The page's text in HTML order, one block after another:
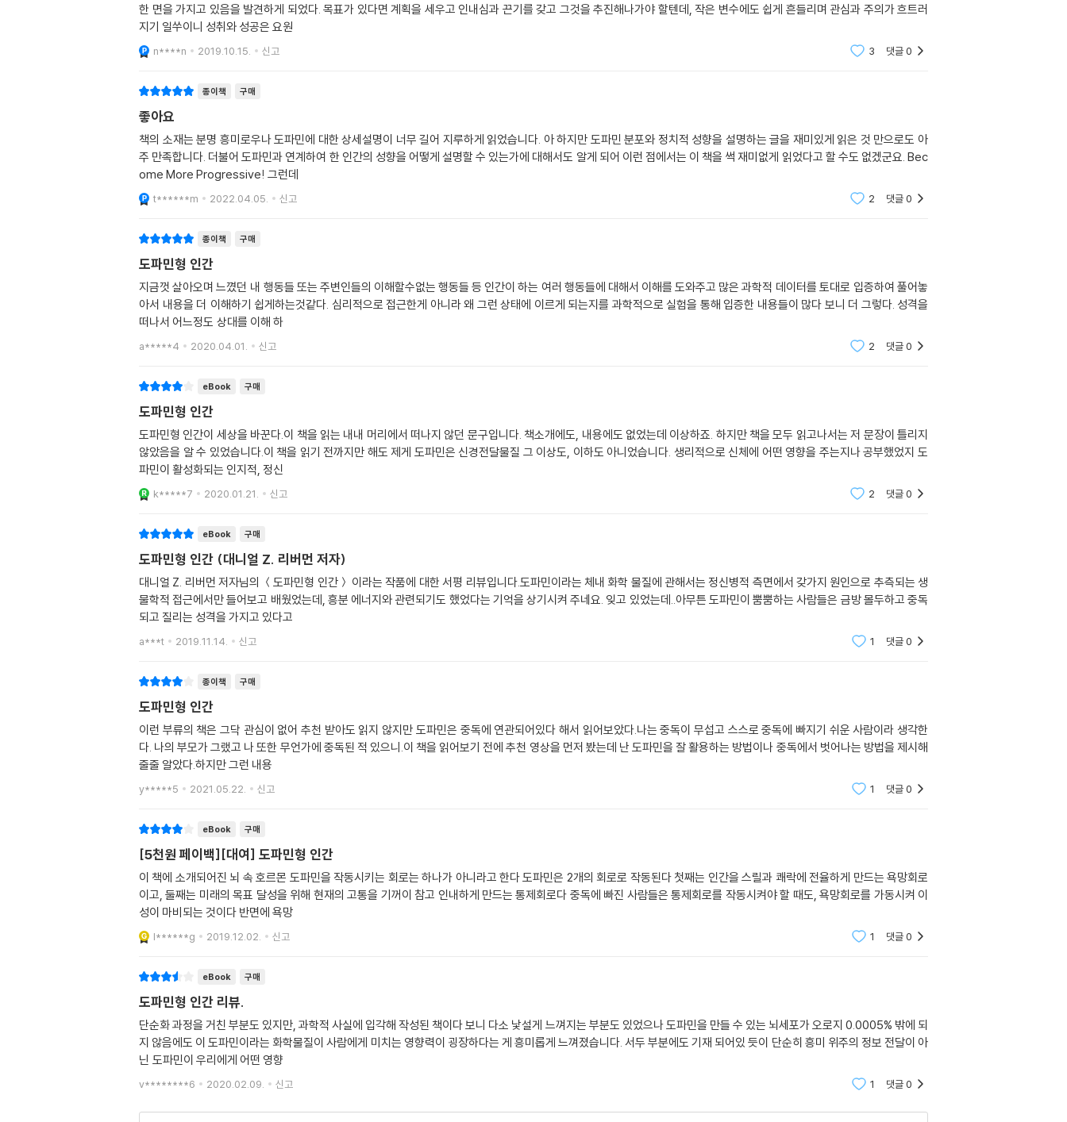
한 면을 가지고 있음을 발견하게 되었다. 목표가 있다면 계획을 세우고 인내심과 끈기를 갖고 그것을 추진해나가야 할텐데, 작은 변수에도 쉽게 흔들리며 관심과 주의가 흐트러
지기 일쑤이니 성취와 성공은 요원
n****n 2019.10.15. 신고 3 댓글0
종이책 구매
좋아요
책의 소재는 분명 흥미로우나 도파민에 대한 상세설명이 너무 길어 지루하게 읽었습니다. 아 하지만 도파민 분포와 정치적 성향을 설명하는 글을 재미있게 읽은 것 만으로도 아
주 만족합니다. 더불어 도파민과 연계하여 한 인간의 성향을 어떻게 설명할 수 있는가에 대해서도 알게 되어 이런 점에서는 이 책을 썩 재미없게 읽었다고 할 수도 없겠군요. Bec
ome More Progressive! 그런데
t******m 2022.04.05. 신고 2 댓글0
종이책 구매
도파민형 인간
지금껏 살아오며 느꼈던 내 행동들 또는 주변인들의 이해할수없는 행동들 등 인간이 하는 여러 행동들에 대해서 이해를 도와주고 많은 과학적 데이터를 토대로 입증하여 풀어놓
아서 내용을 더 이해하기 쉽게하는것같다. 심리적으로 접근한게 아니라 왜 그런 상태에 이르게 되는지를 과학적으로 실험을 통해 입증한 내용들이 많다 보니 더 그렇다. 성격을
떠나서 어느정도 상대를 이해 하
a*****4 2020.04.01. 신고 2 댓글0
eBook 구매
도파민형 인간
도파민형 인간이 세상을 바꾼다.이 책을 읽는 내내 머리에서 떠나지 않던 문구입니다. 책소개에도, 내용에도 없었는데 이상하죠. 하지만 책을 모두 읽고나서는 저 문장이 틀리지
않았음을 알 수 있었습니다.이 책을 읽기 전까지만 해도 제게 도파민은 신경전달물질 그 이상도, 이하도 아니었습니다. 생리적으로 신체에 어떤 영향을 주는지나 공부했었지 도
파민이 활성화되는 인지적, 정신
k*****7 2020.01.21. 신고 2 댓글0
eBook 구매
도파민형 인간 (대니얼 Z. 리버먼 저자)
대니얼 Z. 리버먼 저자님의 ＜도파민형 인간＞ 이라는 작품에 대한 서평 리뷰입니다.도파민이라는 체내 화학 물질에 관해서는 정신병적 측면에서 갖가지 원인으로 추측되는 생
물학적 접근에서만 들어보고 배웠었는데, 흥분 에너지와 관련되기도 했었다는 기억을 상기시켜 주네요. 잊고 있었는데..아무튼 도파민이 뿜뿜하는 사람들은 금방 몰두하고 중독
되고 질리는 성격을 가지고 있다고
a***t 2019.11.14. 신고 1 댓글0
종이책 구매
도파민형 인간
이런 부류의 책은 그닥 관심이 없어 추천 받아도 읽지 않지만 도파민은 중독에 연관되어있다 해서 읽어보았다.나는 중독이 무섭고 스스로 중독에 빠지기 쉬운 사람이라 생각한
다. 나의 부모가 그랬고 나 또한 무언가에 중독된 적 있으니.이 책을 읽어보기 전에 추천 영상을 먼저 봤는데 난 도파민을 잘 활용하는 방법이나 중독에서 벗어나는 방법을 제시해
줄줄 알았다.하지만 그런 내용
y*****5 2021.05.22. 신고 1 댓글0
eBook 구매
[5천원 페이백][대여] 도파민형 인간
이 책에 소개되어진 뇌 속 호르몬 도파민을 작동시키는 회로는 하나가 아니라고 한다 도파민은 2개의 회로로 작동된다 첫째는 인간을 스릴과 쾌락에 전율하게 만드는 욕망회로
이고, 둘째는 미래의 목표 달성을 위해 현재의 고통을 기꺼이 참고 인내하게 만드는 통제회로다 중독에 빠진 사람들은 통제회로를 작동시켜야 할 때도, 욕망회로를 가동시켜 이
성이 마비되는 것이다 반면에 욕망
l******g 2019.12.02. 신고 1 댓글0
eBook 구매
도파민형 인간 리뷰.
단순화 과정을 거친 부분도 있지만, 과학적 사실에 입각해 작성된 책이다 보니 다소 낯설게 느껴지는 부분도 있었으나 도파민을 만들 수 있는 뇌세포가 오로지 0.0005% 밖에 되
지 않음에도 이 도파민이라는 화학물질이 사람에게 미치는 영향력이 굉장하다는 게 흥미롭게 느껴졌습니다. 서두 부분에도 기재 되어있 듯이 단순히 흥미 위주의 정보 전달이 아
닌 도파민이 우리에게 어떤 영향
v********6 2020.02.09. 신고 1 댓글0